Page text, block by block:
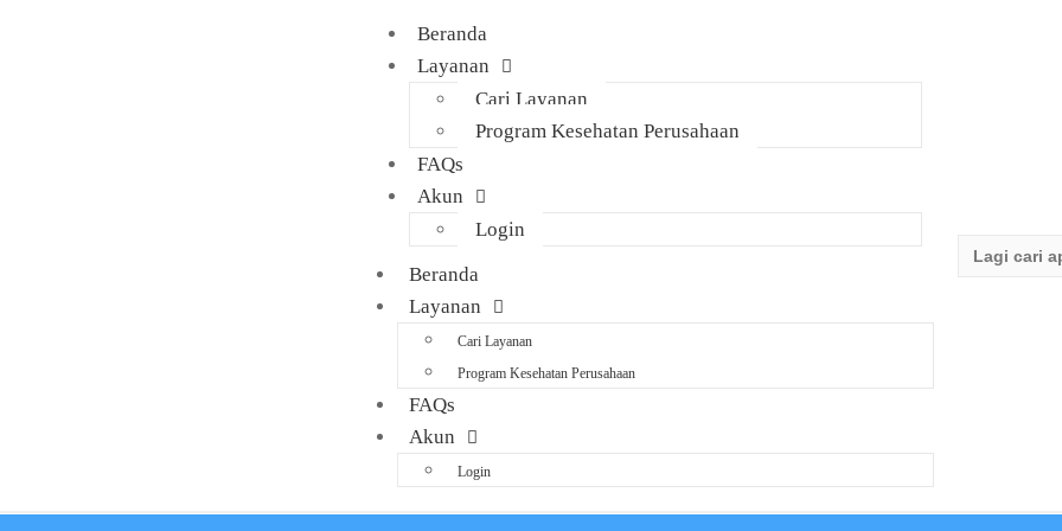
Beranda
Layanan
Cari Layanan
Program Kesehatan Perusahaan
FAQs
Akun
Login
Beranda
Layanan
Cari Layanan
Program Kesehatan Perusahaan
FAQs
Akun
Login
for: